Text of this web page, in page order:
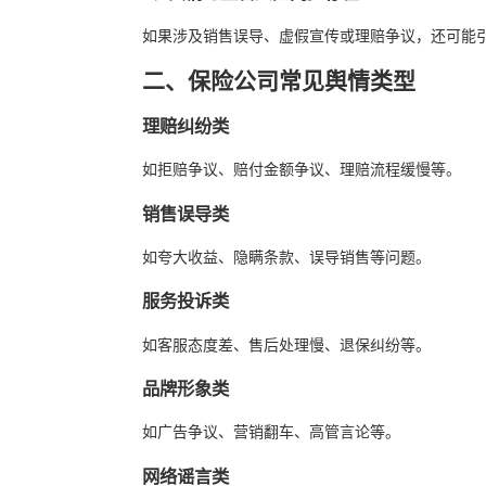
如果涉及销售误导、虚假宣传或理赔争议，还可能
二、保险公司常见舆情类型
理赔纠纷类
如拒赔争议、赔付金额争议、理赔流程缓慢等。
销售误导类
如夸大收益、隐瞒条款、误导销售等问题。
服务投诉类
如客服态度差、售后处理慢、退保纠纷等。
品牌形象类
如广告争议、营销翻车、高管言论等。
网络谣言类